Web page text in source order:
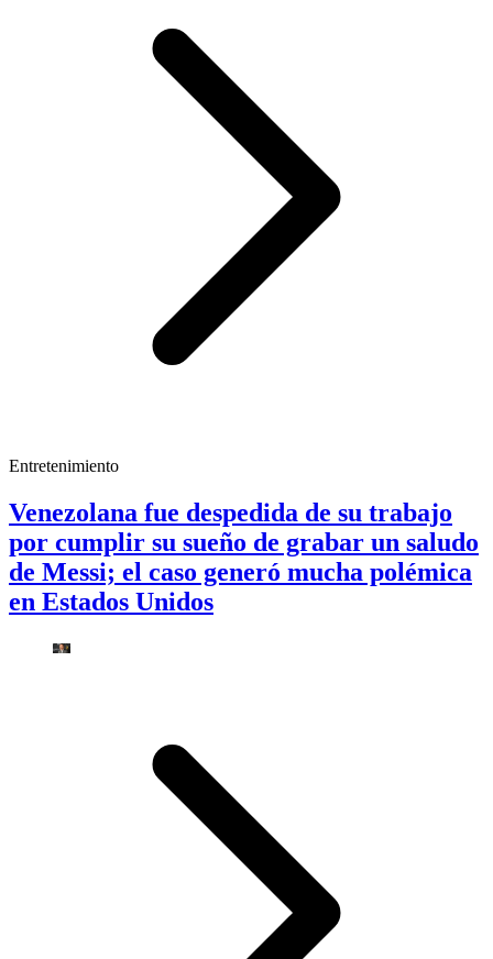
Entretenimiento
Venezolana fue despedida de su trabajo
por cumplir su sueño de grabar un saludo
de Messi; el caso generó mucha polémica
en Estados Unidos